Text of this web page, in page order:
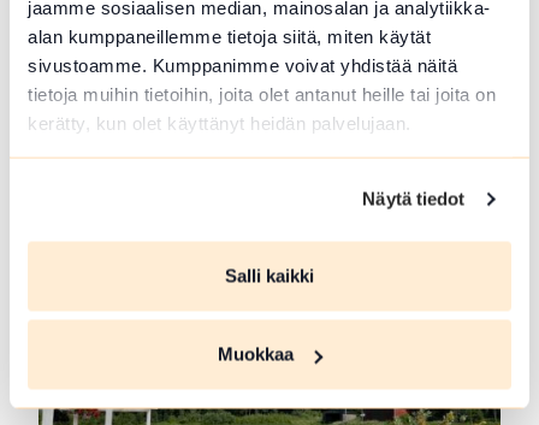
jaamme sosiaalisen median, mainosalan ja analytiikka-
alan kumppaneillemme tietoja siitä, miten käytät
sivustoamme. Kumppanimme voivat yhdistää näitä
tietoja muihin tietoihin, joita olet antanut heille tai joita on
kerätty, kun olet käyttänyt heidän palvelujaan.
Näytä tiedot
Salli kaikki
Muokkaa
Metsä ja Luonto-opas Lopella ja
Tammelassa
Retkiä mestämaastoon ja ruokailua nuotiolla.
Marjojen ja Sienten poimintaa,ongintaa,...